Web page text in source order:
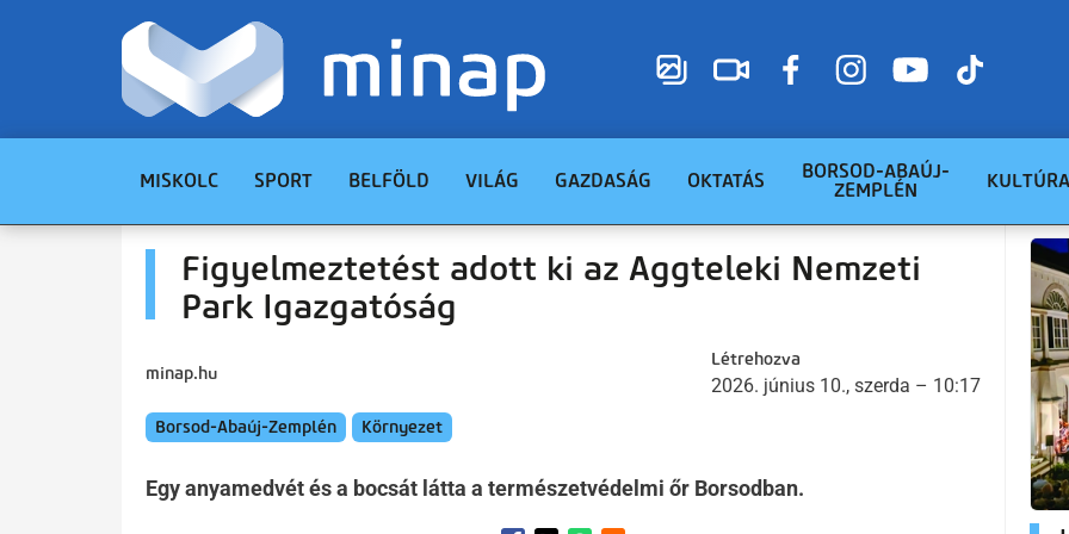
MISKOLC SPORT BELFÖLD VILÁG GAZDASÁG OKTATÁS
BORSOD-ABAÚJ-
ZEMPLÉN
KULTÚRA
Figyelmeztetést adott ki az Aggteleki Nemzeti
Park Igazgatóság
minap.hu
Létrehozva
2026. június 10., szerda – 10:17
Borsod-Abaúj-Zemplén Környezet
Egy anyamedvét és a bocsát látta a természetvédelmi őr Borsodban.